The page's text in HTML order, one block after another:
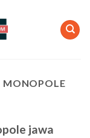
MONOPOLE
jawa